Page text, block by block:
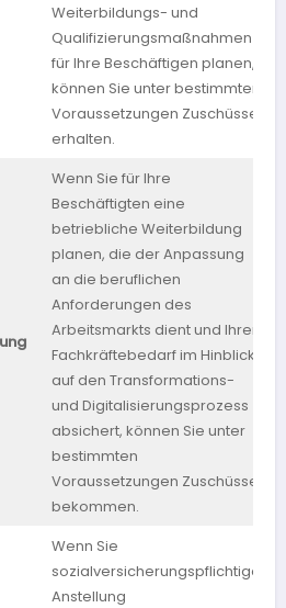
Weiterbildungs- und
Qualifizierungsmaßnahmen
für Ihre Beschäftigen planen,
können Sie unter bestimmten
Voraussetzungen Zuschüsse
erhalten.
Wenn Sie für Ihre
Beschäftigten eine
betriebliche Weiterbildung
planen, die der Anpassung
an die beruflichen
Anforderungen des
Arbeitsmarkts dient und Ihren
Fachkräftebedarf im Hinblick
auf den Transformations-
und Digitalisierungsprozess
absichert, können Sie unter
bestimmten
Voraussetzungen Zuschüsse
bekommen.
Wenn Sie
sozialversicherungspflichtige
Anstellung